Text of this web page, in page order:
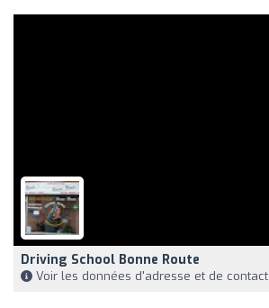
Driving School Bonne Route
Voir les données d'adresse et de contact